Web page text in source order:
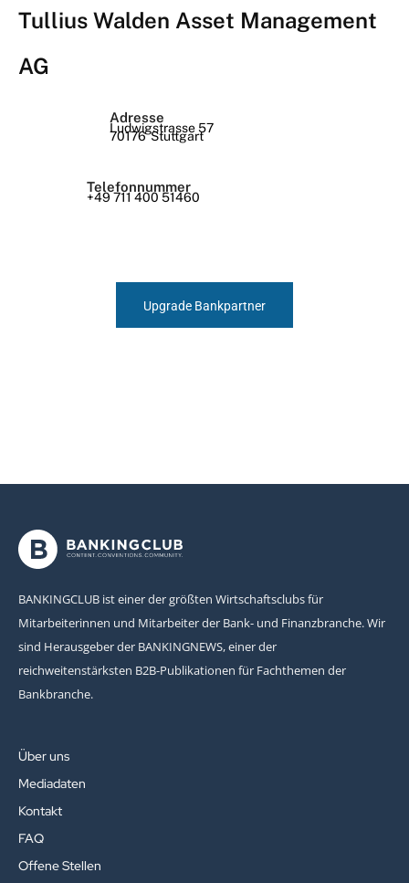
Tullius Walden Asset Management
AG
Adresse
Ludwigstrasse 57
70176 Stuttgart
Telefonnummer
+49 711 400 51460
Upgrade Bankpartner
BANKINGCLUB ist einer der größten Wirtschaftsclubs für
Mitarbeiterinnen und Mitarbeiter der Bank- und Finanzbranche. Wir
sind Herausgeber der BANKINGNEWS, einer der
reichweitenstärksten B2B-Publikationen für Fachthemen der
Bankbranche.
Über uns
Mediadaten
Kontakt
FAQ
Offene Stellen